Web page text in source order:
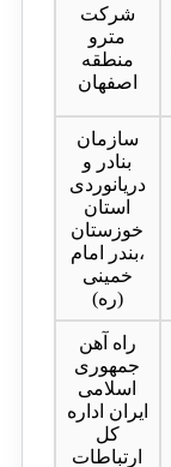
شرکت
مترو
منطقه
اصفهان
سازمان
بنادر و
دریانوردی
استان
خوزستان
،بندر امام
خمینی
(ره)
راه آهن
جمهوری
اسلامی
ایران اداره
کل
ارتباطات